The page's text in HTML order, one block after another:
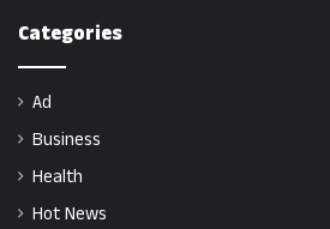
Categories
Ad
Business
Health
Hot News